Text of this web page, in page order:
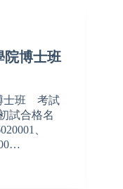
院博士班
士班 考試
試合格名
、